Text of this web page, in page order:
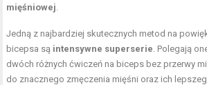
mięśniowej
Jedną z najbardziej skutecznych metod na
bicepsa są intensywne superserie . Polegają
dwóch różnych ćwiczeń na biceps bez przerwy
do znacznego zmęczenia mięśni oraz ich